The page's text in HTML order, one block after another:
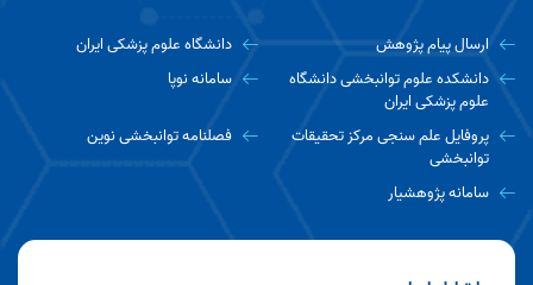
ارسال پیام پژوهش
دانشگاه علوم پزشکی ایران
دانشکده علوم توانبخشی دانشگاه
علوم پزشکی ایران
سامانه نوپا
پروفایل علم سنجی مرکز تحقیقات
توانبخشی
فصلنامه توانبخشی نوین
سامانه پژوهشیار